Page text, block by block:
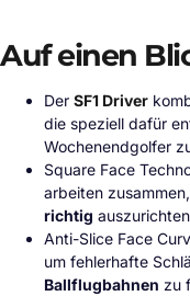
Auf einen
Der SF1 Driver
die speziell dafür
Wochenendgolfer
Square Face
arbeiten
richtig
Anti-Slice Face
um fehlerhafte
Ballflugbahnen zu